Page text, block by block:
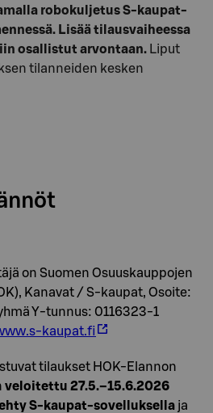
robokuljetus S-kaupat-
Lisää tilausvaiheessa
osallistut arvontaan. Liput
tilanneiden kesken
on Suomen Osuuskauppojen
Kanavat / S-kaupat, Osoite:
Y-tunnus: 0116323-1
kaupat.fi
tilaukset HOK-Elannon
veloitettu 27.5.–15.6.2026
S-kaupat-sovelluksella ja